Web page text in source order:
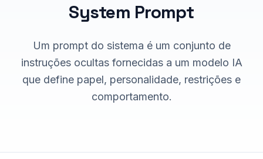
System Prompt
Um prompt do sistema é um conjunto de
instruções ocultas fornecidas a um modelo IA
que define papel, personalidade, restrições e
comportamento.